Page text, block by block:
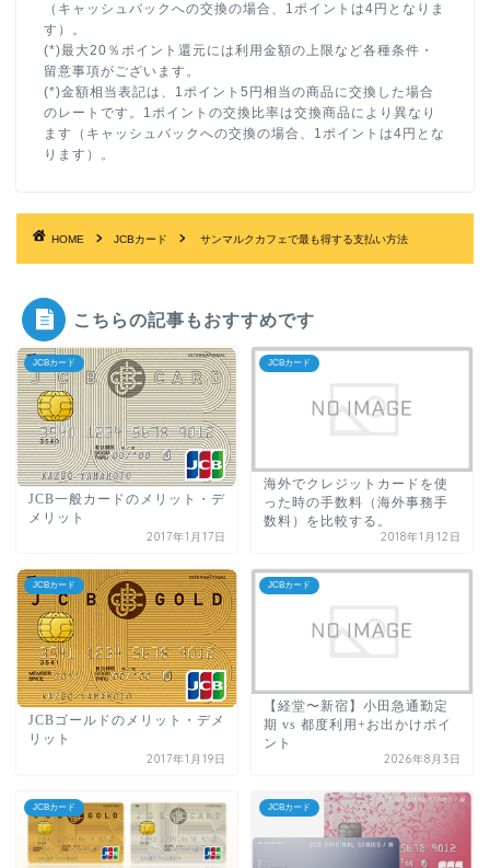
（キャッシュバックへの交換の場合、1ポイントは4円となりま
す）。
(*)最大20％ポイント還元には利用金額の上限など各種条件・
留意事項がございます。
(*)金額相当表記は、1ポイント5円相当の商品に交換した場合
のレートです。1ポイントの交換比率は交換商品により異なり
ます（キャッシュバックへの交換の場合、1ポイントは4円とな
ります）。
HOME JCBカード サンマルクカフェで最も得する支払い方法
こちらの記事もおすすめです
JCBカード
JCB一般カードのメリット・デ
メリット
2017年1月17日
JCBカード
海外でクレジットカードを使
った時の手数料（海外事務手
数料）を比較する。
2018年1月12日
JCBカード
JCBゴールドのメリット・デメ
リット
2017年1月19日
JCBカード
【経堂〜新宿】小田急通勤定
期 vs 都度利用+お出かけポイ
ント
2026年8月3日
JCBカード JCBカード